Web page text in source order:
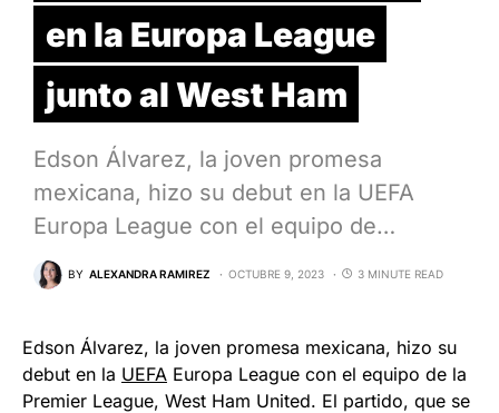
en la Europa League
junto al West Ham
Edson Álvarez, la joven promesa
mexicana, hizo su debut en la UEFA
Europa League con el equipo de…
BY ALEXANDRA RAMIREZ OCTUBRE 9, 2023 3 MINUTE READ
Edson Álvarez, la joven promesa mexicana, hizo su
debut en la UEFA Europa League con el equipo de la
Premier League, West Ham United. El partido, que se